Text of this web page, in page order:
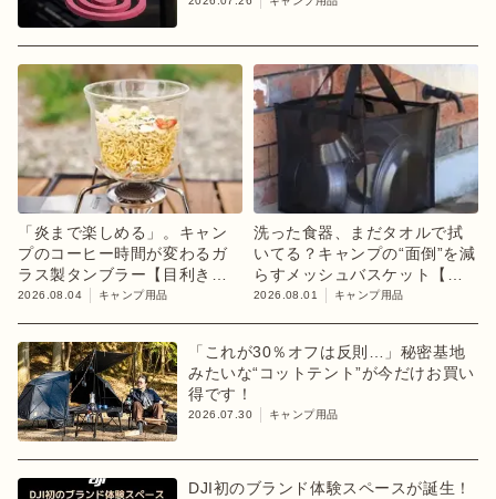
「炎まで楽しめる」。キャン
プのコーヒー時間が変わるガ
ラス製タンブラー【目利きの
キャンプギア】
2026.08.04 キャンプ用品
洗った食器、まだタオルで拭
いてる？キャンプの“面倒”を減
らすメッシュバスケット【目
利きのキャンプギア】
2026.08.01 キャンプ用品
「これが30％オフは反則…」秘密基地
みたいな“コットテント”が今だけお買い
得です！
2026.07.30 キャンプ用品
DJI初のブランド体験スペースが誕生！